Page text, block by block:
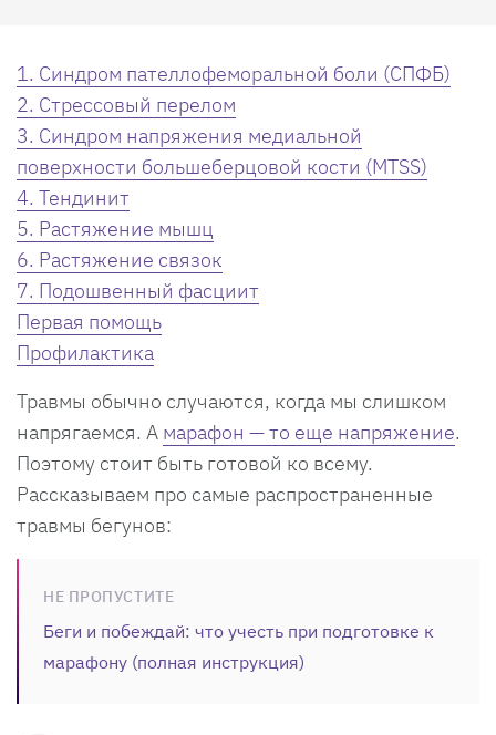
1. Синдром пателлофеморальной боли (СПФБ)
2. Стрессовый перелом
3. Синдром напряжения медиальной
поверхности большеберцовой кости (MTSS)
4. Тендинит
5. Растяжение мышц
6. Растяжение связок
7. Подошвенный фасциит
Первая помощь
Профилактика
Травмы обычно случаются, когда мы слишком
напрягаемся. А марафон — то еще напряжение.
Поэтому стоит быть готовой ко всему.
Рассказываем про самые распространенные
травмы бегунов:
НЕ ПРОПУСТИТЕ
Беги и побеждай: что учесть при подготовке к
марафону (полная инструкция)